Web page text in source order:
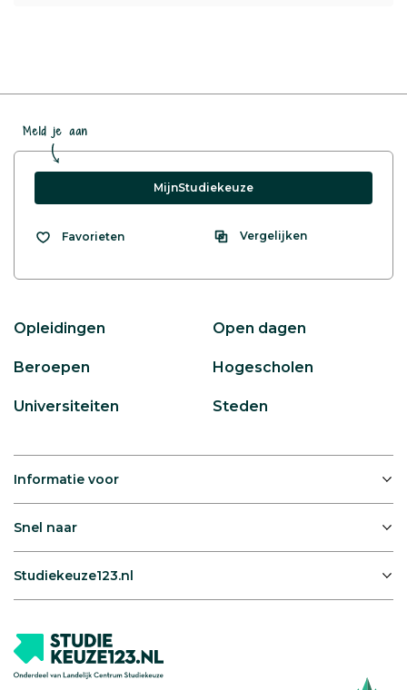
Meld je aan
MijnStudiekeuze
Favorieten Vergelijken
Opleidingen Open dagen
Beroepen Hogescholen
Universiteiten Steden
Informatie voor
Snel naar
Studiekeuze123.nl